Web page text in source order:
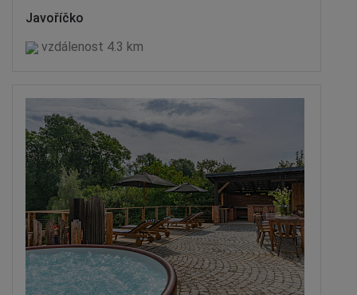
Javoříčko
vzdálenost 4.3 km